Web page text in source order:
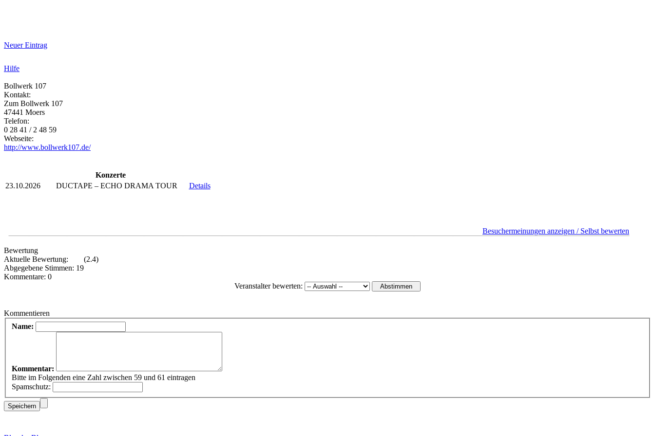
Neuer Eintrag
Hilfe
Bollwerk 107
Kontakt:
Zum Bollwerk 107
47441 Moers
Telefon:
0 28 41 / 2 48 59
Webseite:
http://www.bollwerk107.de/
Konzerte
23.10.2026
DUCTAPE – ECHO DRAMA TOUR Details
Besuchermeinungen anzeigen / Selbst bewerten
Bewertung
Aktuelle Bewertung:
(2.4)
Abgegebene Stimmen: 19
Kommentare: 0
Veranstalter bewerten:
Kommentieren
Name:
Kommentar:
Bitte im Folgenden eine Zahl zwischen 59 und 61 eintragen
Spamschutz: